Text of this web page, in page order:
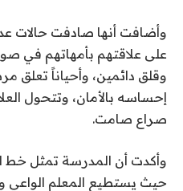
وأضافت أنها صادفت حالات
على علاقتهم بأمهاتهم في
وقلق دائمين، وأحياناً تعلق
إحساسه بالأمان، وتتحول
صراع صامت.
وأكدت أن المدرسة تمثل خط
حيث يستطيع المعلم الواعي